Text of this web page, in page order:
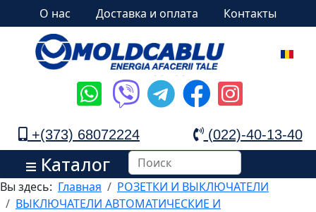
О нас Доставка и оплата Контакты
+(373) 68072224 (022)-40-13-40
Каталог
Вы здесь: Главная
РОЗЕТКИ И ВЫКЛЮЧАТЕЛИ
ВЫКЛЮЧАТЕЛИ АВТОМАТИЧЕСКИЕ И